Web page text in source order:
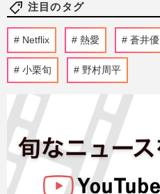
注目のタグ
Netflix 熱愛 蒼井優
小栗旬 野村周平